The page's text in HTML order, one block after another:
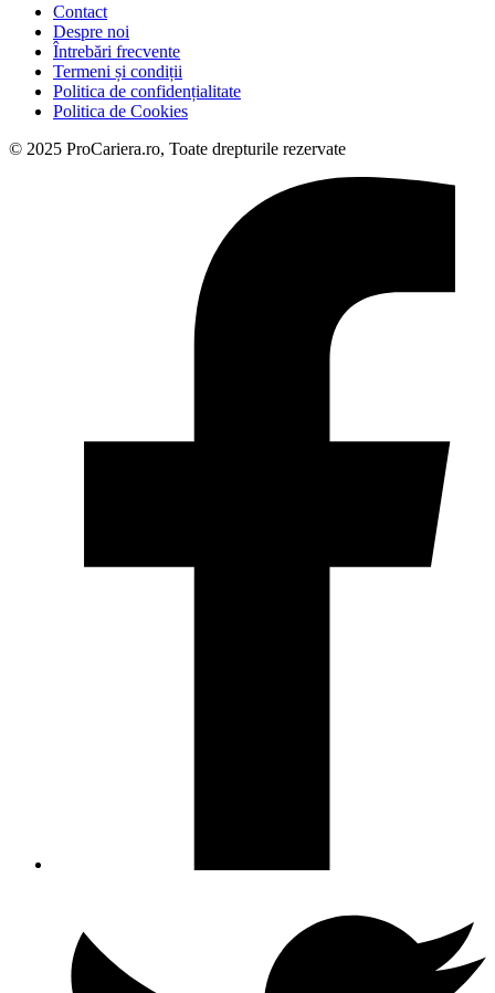
Contact
Despre noi
Întrebări frecvente
Termeni și condiții
Politica de confidențialitate
Politica de Cookies
© 2025 ProCariera.ro, Toate drepturile rezervate